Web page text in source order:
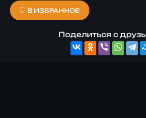
Поделиться с
В ИЗБРАННОЕ